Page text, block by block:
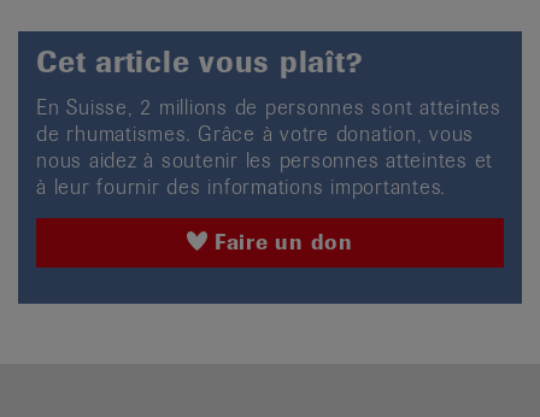
Cet article vous plaît?
En Suisse, 2 millions de personnes sont atteintes
de rhumatismes. Grâce à votre donation, vous
nous aidez à soutenir les personnes atteintes et
à leur fournir des informations importantes.
Faire un don